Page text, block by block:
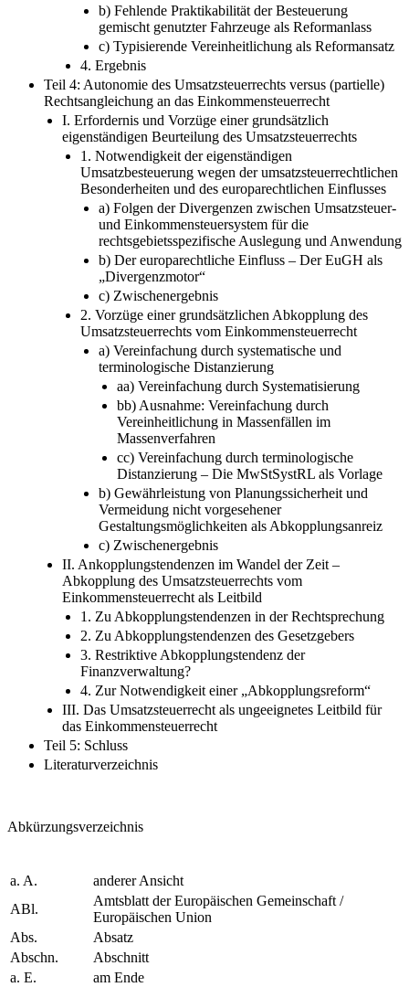
b) Fehlende Praktikabilität der Besteuerung
gemischt genutzter Fahrzeuge als Reformanlass
c) Typisierende Vereinheitlichung als Reformansatz
4. Ergebnis
Teil 4: Autonomie des Umsatzsteuerrechts versus (partielle)
Rechtsangleichung an das Einkommensteuerrecht
I. Erfordernis und Vorzüge einer grundsätzlich
eigenständigen Beurteilung des Umsatzsteuerrechts
1. Notwendigkeit der eigenständigen
Umsatzbesteuerung wegen der umsatzsteuerrechtlichen
Besonderheiten und des europarechtlichen Einflusses
a) Folgen der Divergenzen zwischen Umsatzsteuer-
und Einkommensteuersystem für die
rechtsgebietsspezifische Auslegung und Anwendung
b) Der europarechtliche Einfluss – Der EuGH als
„Divergenzmotor“
c) Zwischenergebnis
2. Vorzüge einer grundsätzlichen Abkopplung des
Umsatzsteuerrechts vom Einkommensteuerrecht
a) Vereinfachung durch systematische und
terminologische Distanzierung
aa) Vereinfachung durch Systematisierung
bb) Ausnahme: Vereinfachung durch
Vereinheitlichung in Massenfällen im
Massenverfahren
cc) Vereinfachung durch terminologische
Distanzierung – Die MwStSystRL als Vorlage
b) Gewährleistung von Planungssicherheit und
Vermeidung nicht vorgesehener
Gestaltungsmöglichkeiten als Abkopplungsanreiz
c) Zwischenergebnis
II. Ankopplungstendenzen im Wandel der Zeit –
Abkopplung des Umsatzsteuerrechts vom
Einkommensteuerrecht als Leitbild
1. Zu Abkopplungstendenzen in der Rechtsprechung
2. Zu Abkopplungstendenzen des Gesetzgebers
3. Restriktive Abkopplungstendenz der
Finanzverwaltung?
4. Zur Notwendigkeit einer „Abkopplungsreform“
III. Das Umsatzsteuerrecht als ungeeignetes Leitbild für
das Einkommensteuerrecht
Teil 5: Schluss
Literaturverzeichnis
Abkürzungsverzeichnis
a. A.
anderer Ansicht
ABl.
Amtsblatt der Europäischen Gemeinschaft /
Europäischen Union
Abs.
Absatz
Abschn.
Abschnitt
a. E.
am Ende